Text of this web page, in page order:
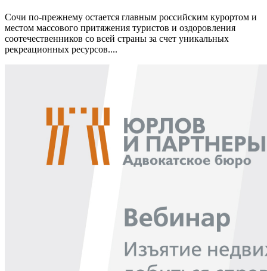
Сочи по-прежнему остается главным российским курортом и
местом массового притяжения туристов и оздоровления
соотечественников со всей страны за счет уникальных
рекреационных ресурсов....